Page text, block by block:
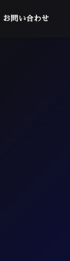
お問い合わせ